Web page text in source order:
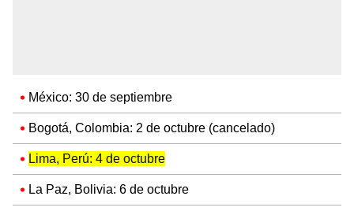
México: 30 de septiembre
Bogotá, Colombia: 2 de octubre (cancelado)
Lima, Perú: 4 de octubre
La Paz, Bolivia: 6 de octubre